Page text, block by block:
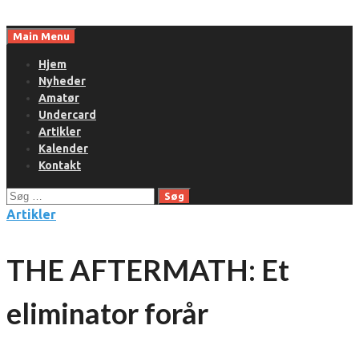
toMain Menu
Hjem
Nyheder
Amatør
Undercard
Artikler
Kalender
Kontakt
Søg
efter:
Artikler
THE AFTERMATH: Et
eliminator forår